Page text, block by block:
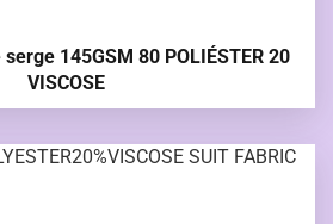
145GSM 80 POLIÉSTER 20
VISCOSE